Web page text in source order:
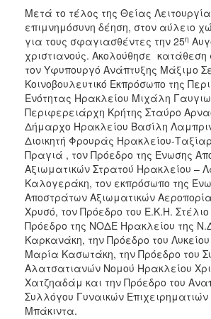
Μετά το τέλος της Θείας
επιμνημόσυνη δέηση, στον αύλειο
για τους σφαγιασθέντες την 25η
χριστιανούς. Ακολούθησε
τον Υφυπουργό Ανάπτυξης Μάξιμο
Κοινοβουλευτικό Εκπρόσωπο της
Ενότητας Ηρακλείου Μιχάλη
Περιφερειάρχη Κρήτης Σταύρο
Δήμαρχο Ηρακλείου Βασίλη
Διοικητή Φρουράς Ηρακλείου-
Πραγιά , τον Πρόεδρο της Ένωσης
Αξιωματικών Στρατού Ηρακλείου –
Καλογεράκη, τον εκπρόσωπο της
Αποστράτων Αξιωματικών
Χρυσό, τον Πρόεδρο του Ε.Κ.Η.
Πρόεδρο της ΝΟΔΕ Ηρακλείου της
Καρκανάκη, την Πρόεδρο του
Μαρία Κασωτάκη, την Πρόεδρο του
Αλατσατιανών Νομού Ηρακλείου
Χατζηαδάμ και την Πρόεδρο του
Συλλόγου Γυναικών
Μπάκιντα.